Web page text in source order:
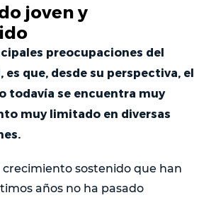
joven y
preocupaciones del
es que, desde su perspectiva, el
todavía se encuentra muy
muy limitado en diversas
crecimiento sostenido que han
años no ha pasado